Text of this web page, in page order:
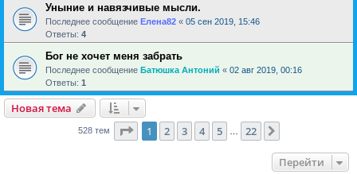
Уныние и навязчивые мысли.
Последнее сообщение Елена82 « 05 сен 2019, 15:46
Ответы: 4
Бог не хочет меня забрать
Последнее сообщение Батюшка Антоний « 02 авг 2019, 00:16
Ответы: 1
Новая тема
528 тем Страница из 22
1 2 3 4 5 22
Перейти